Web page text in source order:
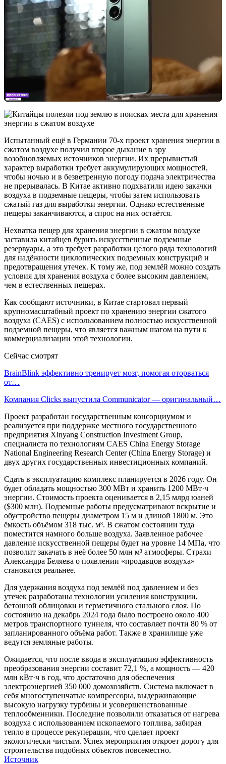
Испытанный ещё в Германии 70-х проект хранения энергии в
сжатом воздухе получил второе дыхание в эру
возобновляемых источников энергии. Их прерывистый
характер выработки требует аккумулирующих мощностей,
чтобы ночью и в безветренную погоду подача электричества
не прерывалась. В Китае активно подхватили идею закачки
воздуха в подземные пещеры, чтобы затем использовать
сжатый газ для выработки энергии. Однако естественные
пещеры заканчиваются, а спрос на них остаётся.
Нехватка пещер для хранения энергии в сжатом воздухе
заставила китайцев бурить искусственные подземные
резервуары, а это требует разработки целого ряда технологий
для надёжности циклопических подземных конструкций и
предотвращения утечек. К тому же, под землёй можно создать
условия для хранения воздуха с более высоким давлением,
чем в естественных пещерах.
Как сообщают источники, в Китае стартовал первый
крупномасштабный проект по хранению энергии сжатого
воздуха (CAES) с использованием полностью искусственной
подземной пещеры, что является важным шагом на пути к
коммерциализации этой технологии.
Сейчас смотрят
BrainBlink эффективно тренирует мозг, помогая оторваться
от…
Компания Clicks выпустила Communicator — оригинальный…
Проект разработан государственным консорциумом и
реализуется при поддержке местного государственного
предприятия Xinyang Construction Investment Group,
специалиста по технологиям CAES China Energy Storage
National Engineering Research Center (China Energy Storage) и
двух других государственных инвестиционных компаний.
Сдать в эксплуатацию комплекс планируется в 2026 году. Он
будет обладать мощностью 300 МВт и хранить 1200 МВт·ч
энергии. Стоимость проекта оценивается в 2,15 млрд юаней
($300 млн). Подземные работы предусматривают вскрытие и
обустройство пещеры диаметром 15 м и длиной 1800 м. Это
ёмкость объёмом 318 тыс. м³. В сжатом состоянии туда
поместится намного больше воздуха. Заявленное рабочее
давление искусственной пещеры будет на уровне 14 МПа, что
позволит закачать в неё более 50 млн м³ атмосферы. Страхи
Александра Беляева о появлении «продавцов воздуха»
становятся реальнее.
Для удержания воздуха под землёй под давлением и без
утечек разработаны технологии усиления конструкции,
бетонной облицовки и герметичного стального слоя. По
состоянию на декабрь 2024 года было построено около 400
метров транспортного туннеля, что составляет почти 80 % от
запланированного объёма работ. Также в хранилище уже
ведутся земляные работы.
Ожидается, что после ввода в эксплуатацию эффективность
преобразования энергии составит 72,1 %, а мощность — 420
млн кВт·ч в год, что достаточно для обеспечения
электроэнергией 350 000 домохозяйств. Система включает в
себя многоступенчатые компрессоры, выдерживающие
высокую нагрузку турбины и усовершенствованные
теплообменники. Последние позволили отказаться от нагрева
воздуха с использованием ископаемого топлива, забирая
тепло в процессе рекуперации, что сделает проект
экологически чистым. Успех мероприятия откроет дорогу для
строительства подобных объектов повсеместно.
Источник